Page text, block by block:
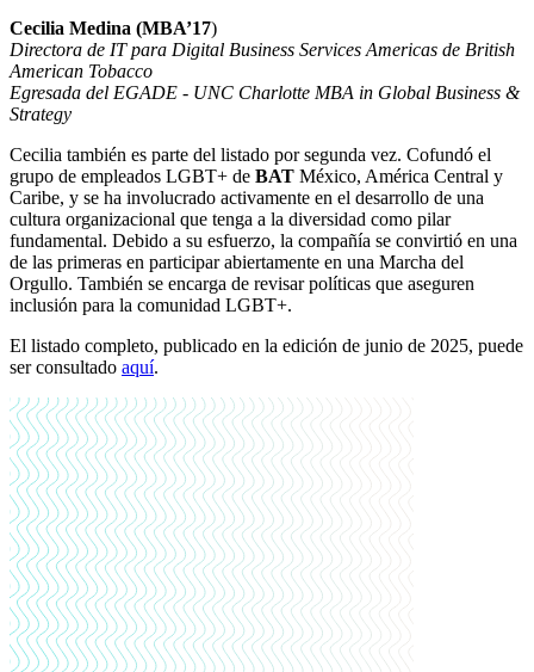
Cecilia Medina (MBA’17)
Directora de IT para Digital Business Services Americas de British
American Tobacco
Egresada del EGADE - UNC Charlotte MBA in Global Business &
Strategy
Cecilia también es parte del listado por segunda vez. Cofundó el
grupo de empleados LGBT+ de BAT México, América Central y
Caribe, y se ha involucrado activamente en el desarrollo de una
cultura organizacional que tenga a la diversidad como pilar
fundamental. Debido a su esfuerzo, la compañía se convirtió en una
de las primeras en participar abiertamente en una Marcha del
Orgullo. También se encarga de revisar políticas que aseguren
inclusión para la comunidad LGBT+.
El listado completo, publicado en la edición de junio de 2025, puede
ser consultado aquí.